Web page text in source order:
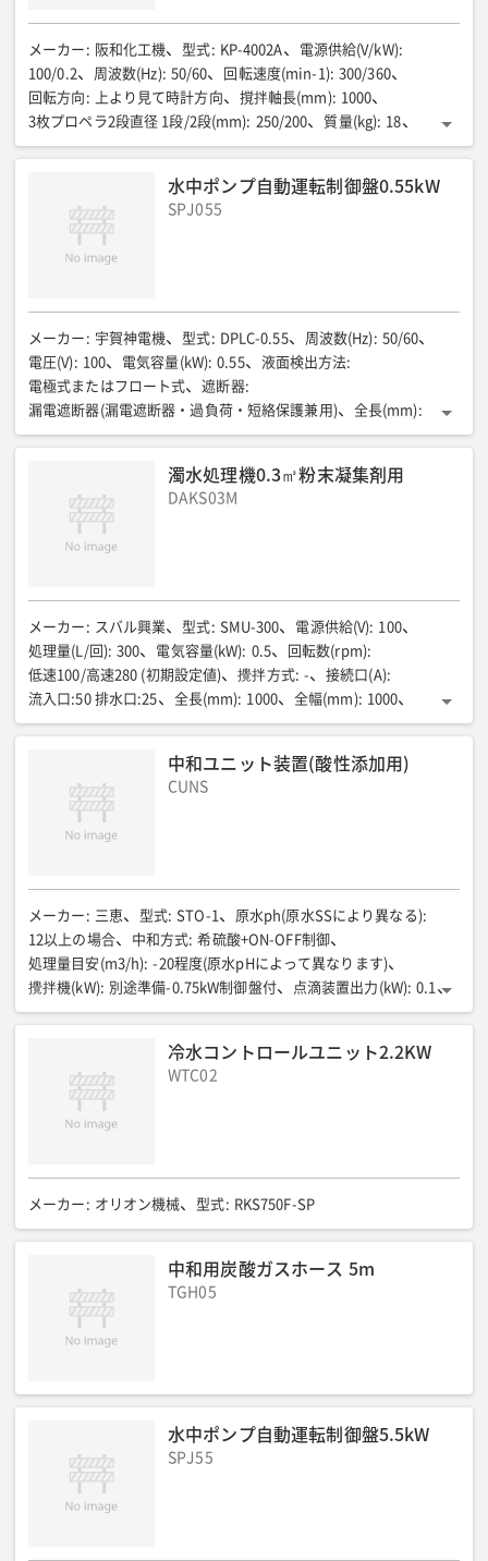
メーカー : 阪和化工機 型式: KP-4002A 電源供給(V/kW):
100/0.2
周波数(Hz): 50/60 回転速度(min-1): 300/360
回転方向 : 上より見て時計方向 撹拌軸長(mm): 1000
3枚プロペラ2段直径 1段/2段(mm): 250/200 質量(kg): 18
設置水槽目安(m3): 2.0
水中ポンプ自動運転制御盤0.55kW
SPJ055
メーカー : 宇賀神電機 型式: DPLC-0.55 周波数(Hz): 50/60
電圧(V): 100 電気容量(kW): 0.55 液面検出方法:
電極式またはフロート式
遮断器:
漏電遮断器(漏電遮断器・過負荷・短絡保護兼用)
全長(mm):
400
全幅(mm): 250 全高(mm): 450
濁水処理機0.3㎥粉末凝集剤用
DAKS03M
メーカー : スバル興業 型式: SMU-300 電源供給(V): 100
処理量(L/回): 300 電気容量(kW): 0.5 回転数(rpm):
低速100/高速280 (初期設定値)
攪拌方式: - 接続口(A):
流入口:50 排水口:25
全長(mm): 1000 全幅(mm): 1000
全高(mm): 1300 乾燥質量(kg): 185 運転質量(kg): 550
中和ユニット装置(酸性添加用)
CUNS
メーカー : 三恵 型式: STO-1 原水ph(原水SSにより異なる):
12以上の場合
中和方式: 希硫酸+ON-OFF制御
処理量目安(m3/h): -20程度(原水pHによって異なります)
攪拌機(kW): 別途準備-0.75kW制御盤付 点滴装置出力(kW): 0.1
添加量(ml/min): -500 総電源容量(V/kW): 200/0.85
乾燥質量(kg): 80
冷水コントロールユニット2.2KW
WTC02
メーカー : オリオン機械 型式: RKS750F-SP
中和用炭酸ガスホース 5m
TGH05
水中ポンプ自動運転制御盤5.5kW
SPJ55